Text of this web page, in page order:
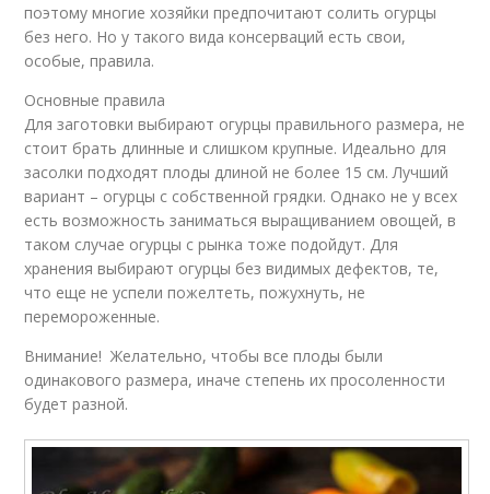
поэтому многие хозяйки предпочитают солить огурцы
без него. Но у такого вида консерваций есть свои,
особые, правила.
Основные правила
Для заготовки выбирают огурцы правильного размера, не
стоит брать длинные и слишком крупные. Идеально для
засолки подходят плоды длиной не более 15 см. Лучший
вариант – огурцы с собственной грядки. Однако не у всех
есть возможность заниматься выращиванием овощей, в
таком случае огурцы с рынка тоже подойдут. Для
хранения выбирают огурцы без видимых дефектов, те,
что еще не успели пожелтеть, пожухнуть, не
перемороженные.
Внимание! Желательно, чтобы все плоды были
одинакового размера, иначе степень их просоленности
будет разной.